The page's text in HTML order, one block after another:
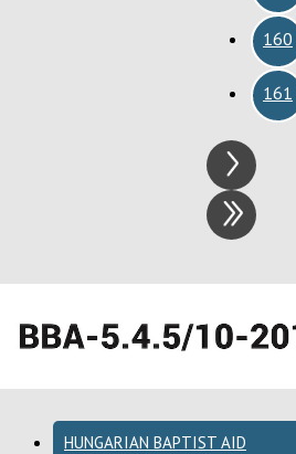
160
161
HUNGARIAN BAPTIST AID